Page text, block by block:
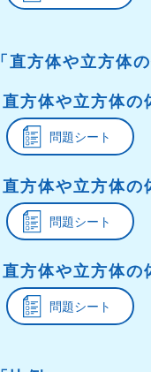
「直方体や立方体の
直方体や立方体
問題シート
直方体や立方体
問題シート
直方体や立方体
問題シート